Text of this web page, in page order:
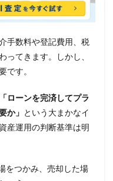
手数料や登記費用、税
ってきます。しかし、
です。
ローンを完済してプラ
か」 という大まかなイ
産運用の判断基準は明
をつかみ、売却した場